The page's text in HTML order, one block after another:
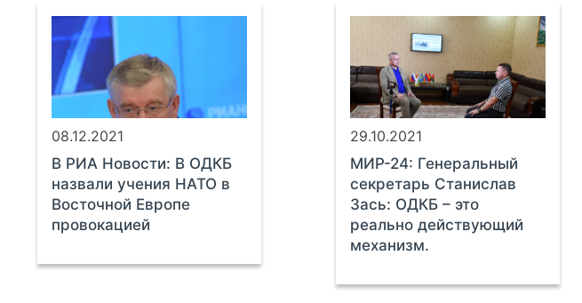
08.12.2021
В РИА Новости: В ОДКБ
назвали учения НАТО в
Восточной Европе
провокацией
29.10.2021
МИР-24: Генеральный
секретарь Станислав
Зась: ОДКБ – это
реально действующий
механизм.